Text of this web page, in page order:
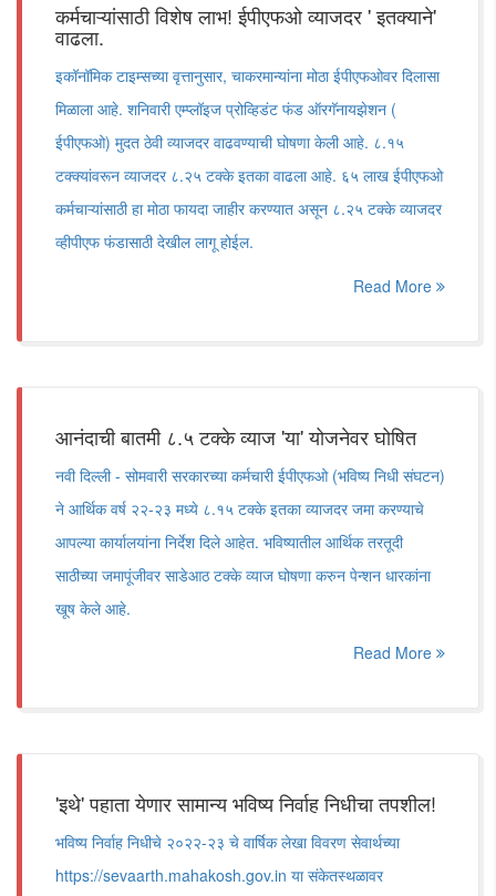
कर्मचाऱ्यांसाठी विशेष लाभ! ईपीएफओ व्याजदर ' इतक्याने'
वाढला.
इकॉनॉमिक टाइम्सच्या वृत्तानुसार, चाकरमान्यांना मोठा ईपीएफओवर दिलासा
मिळाला आहे. शनिवारी एम्प्लॉइज प्रोव्हिडंट फंड ऑरगॅनायझेशन (
ईपीएफओ) मुदत ठेवी व्याजदर वाढवण्याची घोषणा केली आहे. ८.१५
टक्क्यांवरून व्याजदर ८.२५ टक्के इतका वाढला आहे. ६५ लाख ईपीएफओ
कर्मचाऱ्यांसाठी हा मोठा फायदा जाहीर करण्यात असून ८.२५ टक्के व्याजदर
व्हीपीएफ फंडासाठी देखील लागू होईल.
Read More
आनंदाची बातमी ८.५ टक्के व्याज 'या' योजनेवर घोषित
नवी दिल्ली - सोमवारी सरकारच्या कर्मचारी ईपीएफओ (भविष्य निधी संघटन)
ने आर्थिक वर्ष २२-२३ मध्ये ८.१५ टक्के इतका व्याजदर जमा करण्याचे
आपल्या कार्यालयांना निर्देश दिले आहेत. भविष्यातील आर्थिक तरतूदी
साठीच्या जमापूंजीवर साडेआठ टक्के व्याज घोषणा करुन पेन्शन धारकांना
खूष केले आहे.
Read More
'इथे' पहाता येणार सामान्य भविष्य निर्वाह निधीचा तपशील!
भविष्य निर्वाह निधीचे २०२२-२३ चे वार्षिक लेखा विवरण सेवार्थच्या
https://sevaarth.mahakosh.gov.in या संकेतस्थळावर